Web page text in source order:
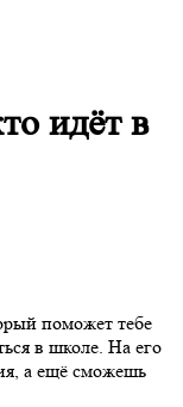
идёт в
поможет тебе
в школе. На его
а ещё сможешь